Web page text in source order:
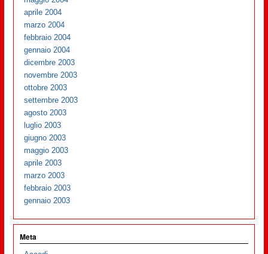
aprile 2004
marzo 2004
febbraio 2004
gennaio 2004
dicembre 2003
novembre 2003
ottobre 2003
settembre 2003
agosto 2003
luglio 2003
giugno 2003
maggio 2003
aprile 2003
marzo 2003
febbraio 2003
gennaio 2003
Meta